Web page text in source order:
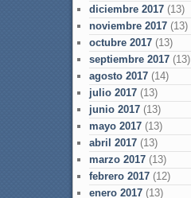
diciembre 2017(13)
noviembre 2017(13)
octubre 2017(13)
septiembre 2017(13)
agosto 2017(14)
julio 2017(13)
junio 2017(13)
mayo 2017(13)
abril 2017(13)
marzo 2017(13)
febrero 2017(12)
enero 2017(13)